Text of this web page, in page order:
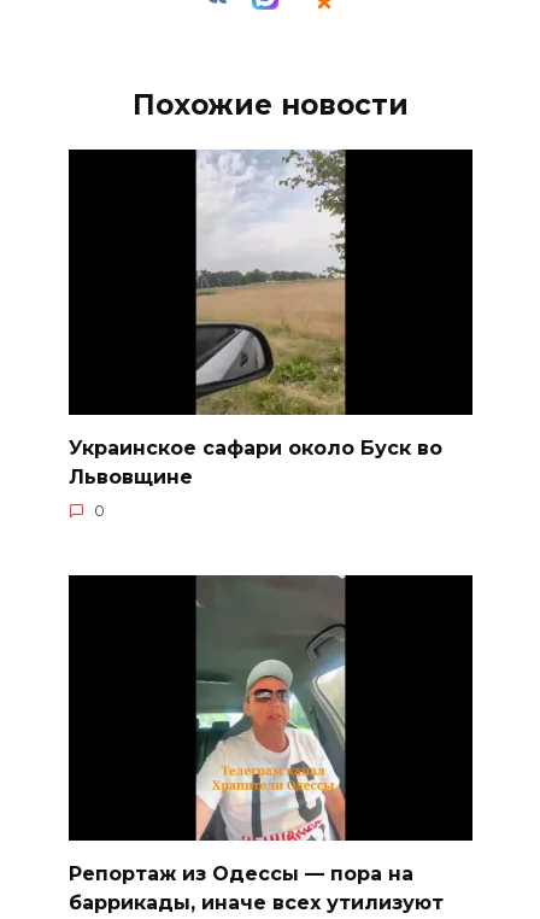
Похожие новости
Украинское сафари около Буск во
Львовщине
0
Репортаж из Одессы — пора на
баррикады, иначе всех утилизуют